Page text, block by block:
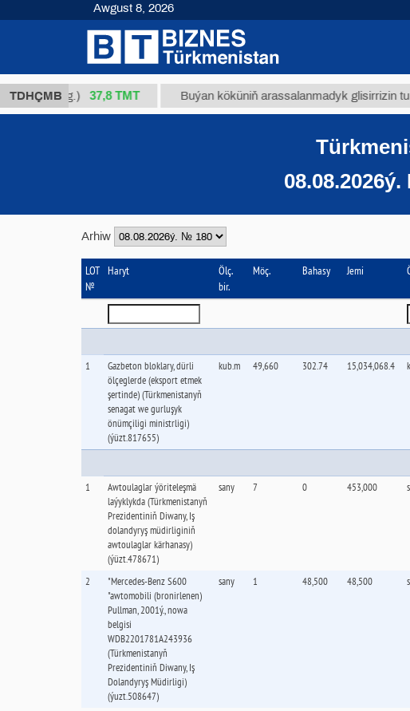
TDHÇMB
1 (kg.) 37,8 ТМТ Buýan köküniň arassalanmadyk glisirrizin turşusy
Arhiw
LOT
№
Haryt
Ölç.
bir.
Möç. Bahasy Jemi
1
Gazbeton bloklary, dürli
ölçeglerde (eksport etmek
şertinde) (Türkmenistanyň
senagat we gurluşyk
önümçiligi ministrligi)
(ýüzt.817655)
kub.m 49,660 302.74 15,034,068.4
1
Awtoulaglar ýöriteleşmä
laýyklykda (Türkmenistanyň
Prezidentiniň Diwany, Iş
dolandyryş müdirliginiň
awtoulaglar kärhanasy)
(ýüzt.478671)
sany 7 0 453,000
2
"Mercedes-Benz S600
"awtomobili (bronirlenen)
Pullman, 2001ý., nowa
belgisi
WDB2201781A243936
(Türkmenistanyň
Prezidentiniň Diwany, Iş
Dolandyryş Müdirligi)
(ýuzt.508647)
sany 1 48,500 48,500
Awgust 8, 2026